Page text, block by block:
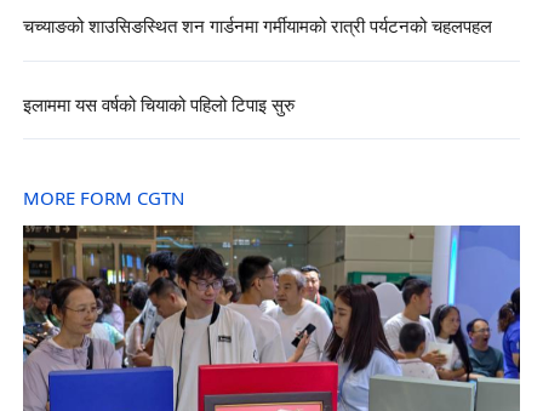
चच्याङको शाउसिङस्थित शन गार्डनमा गर्मीयामको रात्री पर्यटनको चहलपहल
इलाममा यस वर्षको चियाको पहिलो टिपाइ सुरु
MORE FORM CGTN